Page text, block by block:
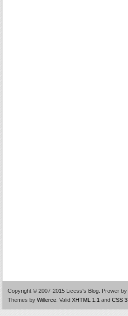
Copyright © 2007-2015 Licess's Blog. Prower by
Themes by Willerce Valid XHTML 1.1 and CSS 3